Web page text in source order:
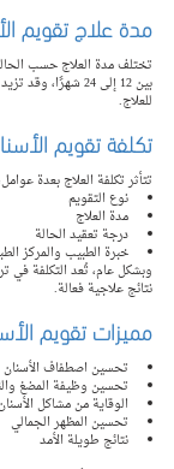
مدة علاج تقويم
تختلف مدة العلاج حسب
بين 12 إلى 24
للعلاج.
تكلفة تقويم
تتأثر تكلفة العلاج بعدة
نوع التقويم
مدة العلاج
درجة تعقيد الحالة
خبرة الطبيب والمركز
وبشكل عام، تُعد التكلفة في
نتائج علاجية فعالة.
مميزات تقويم
تحسين اصطفاف الأسنان
تحسين وظيفة المضغ
الوقاية من مشاكل
تحسين المظهر الجمالي
نتائج طويلة الأمد